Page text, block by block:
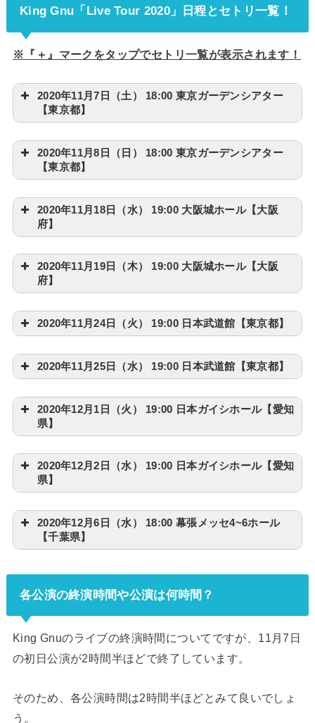
King Gnu「Live Tour 2020」日程とセトリ一覧！
※『＋』マークをタップでセトリ一覧が表示されます！
2020年11月7日（土） 18:00 東京ガーデンシアター
【東京都】
2020年11月8日（日） 18:00 東京ガーデンシアター
【東京都】
2020年11月18日（水） 19:00 大阪城ホール【大阪
府】
2020年11月19日（木） 19:00 大阪城ホール【大阪
府】
2020年11月24日（火） 19:00 日本武道館【東京都】
2020年11月25日（水） 19:00 日本武道館【東京都】
2020年12月1日（火） 19:00 日本ガイシホール【愛知
県】
2020年12月2日（水） 19:00 日本ガイシホール【愛知
県】
2020年12月6日（水） 18:00 幕張メッセ4~6ホール
【千葉県】
各公演の終演時間や公演は何時間？
King Gnuのライブの終演時間についてですが、11月7日
の初日公演が2時間半ほどで終了しています。
そのため、各公演時間は2時間半ほどとみて良いでしょ
う。